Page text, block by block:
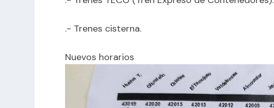
.- Trenes cisterna.
Nuevos horarios